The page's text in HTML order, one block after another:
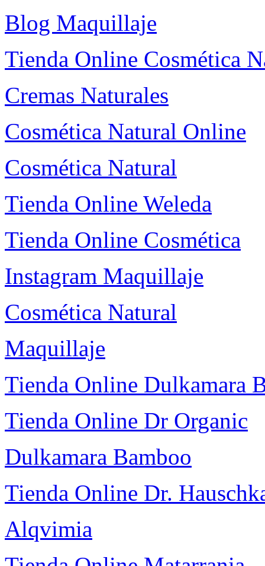
Blog Maquillaje
Tienda Online Cosmética
Cremas Naturales
Cosmética Natural Online
Cosmética Natural
Tienda Online Weleda
Tienda Online Cosmética
Instagram Maquillaje
Cosmética Natural
Maquillaje
Tienda Online Dulkamara
Tienda Online Dr Organic
Dulkamara Bamboo
Tienda Online Dr.
Alqvimia